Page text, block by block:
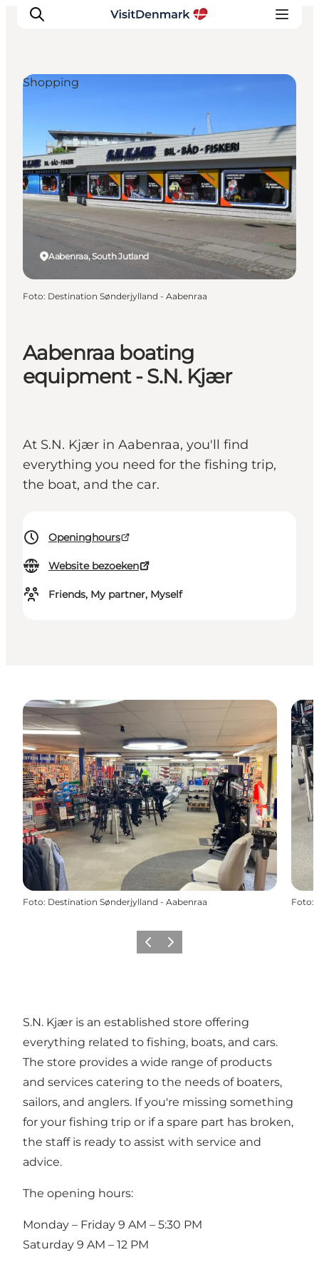
Bestemmingen
Wat te doen
Accommodaties
Plan je reis
Aabenraa boating
equipment - S.N. Kjær
At S.N. Kjær in Aabenraa, you'll find
everything you need for the fishing trip,
the boat, and the car.
Openinghours
Website bezoeken
Friends, My partner, Myself
Aabenraa, South Jutland
Shopping
Foto: Destination Sønderjylland - Aabenraa
Foto: Destination Sønderjylland - Aabenraa Foto:
Vorige Volgende
S.N. Kjær is an established store offering
everything related to fishing, boats, and cars.
The store provides a wide range of products
and services catering to the needs of boaters,
sailors, and anglers. If you're missing something
for your fishing trip or if a spare part has broken,
the staff is ready to assist with service and
advice.
The opening hours:
Monday – Friday 9 AM – 5:30 PM
Saturday 9 AM – 12 PM